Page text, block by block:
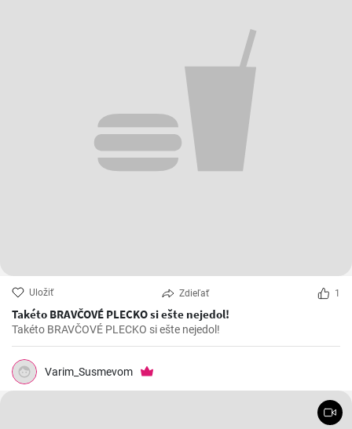
Uložiť Zdieľať 1
Takéto BRAVČOVÉ PLECKO si ešte nejedol!
Takéto BRAVČOVÉ PLECKO si ešte nejedol!
Varim_Susmevom